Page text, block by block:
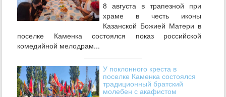
8 августа в трапезной при
храме в честь иконы
Казанской Божией Матери в
поселке Каменка состоялся показ российской
комедийной мелодрам...
У поклонного креста в
поселке Каменка состоялся
традиционный братский
молебен с акафистом